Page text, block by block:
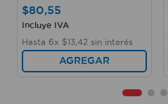
$80,55
Incluye IVA
Hasta 6x $13 42 sin interés
AGREGAR